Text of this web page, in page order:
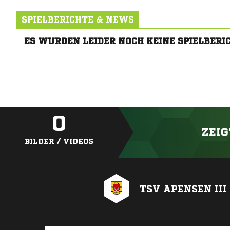
SPIELBERICHTE & NEWS
ES WURDEN LEIDER NOCH KEINE
0
BILDER / VIDEOS
TSV APENSEN III